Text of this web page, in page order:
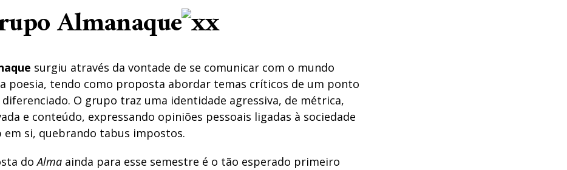
Almanaque
surgiu através da vontade de se comunicar com o mundo
poesia, tendo como proposta abordar temas críticos de um ponto
diferenciado. O grupo traz uma identidade agressiva, de métrica,
e conteúdo, expressando opiniões pessoais ligadas à sociedade
em si, quebrando tabus impostos.
doAlma ainda para esse semestre é o tão esperado primeiro